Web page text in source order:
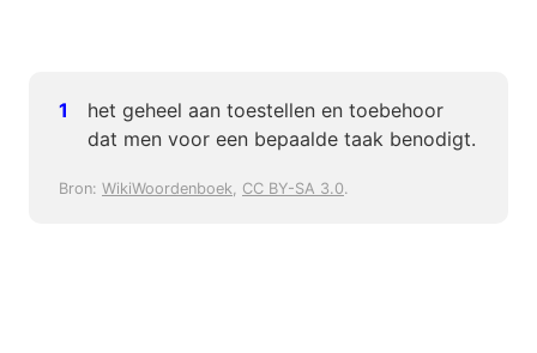
het geheel aan toestellen en toebehoor
dat men voor een bepaalde taak benodigt.
Bron: WikiWoordenboek, CC BY-SA 3.0.